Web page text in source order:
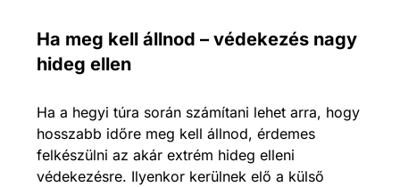
Ha meg kell állnod – védekezés nagy
hideg ellen
Ha a hegyi túra során számítani lehet arra, hogy
hosszabb időre meg kell állnod, érdemes
felkészülni az akár extrém hideg elleni
védekezésre. Ilyenkor kerülnek elő a külső